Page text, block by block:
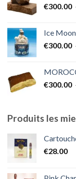
€300.00
Ice
€300.00
€300.00
Produits les
€28.00